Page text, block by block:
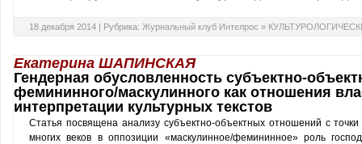
18 декабря 2014 | Рубрика: Журнальный клуб Интелрос »
Екатерина ШАПИНСКАЯ
Гендерная обусловленность субъектно-
фемининного/маскулинного как отношения
интерпретации культурных текстов
Статья посвящена анализу субъектно-объектных отношений с
многих веков в оппозиции «маскулинное/фемининное» роль